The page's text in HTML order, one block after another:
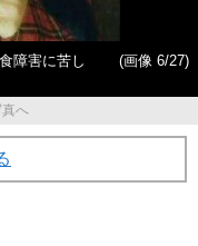
障害に苦し
(画像 6/27)
へ